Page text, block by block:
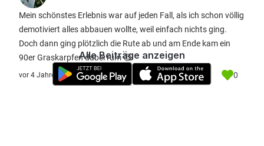
Mein schönstes Erlebnis war auf jeden Fall, als ich schon völlig
demotiviert alles abbauen wollte, weil einfach nichts ging.
Doch dann ging plötzlich die Rute ab und am Ende kam ein
90er Graskarpfen dabei rum 😍
vor 4 Jahre 0
Alle Beiträge anzeigen